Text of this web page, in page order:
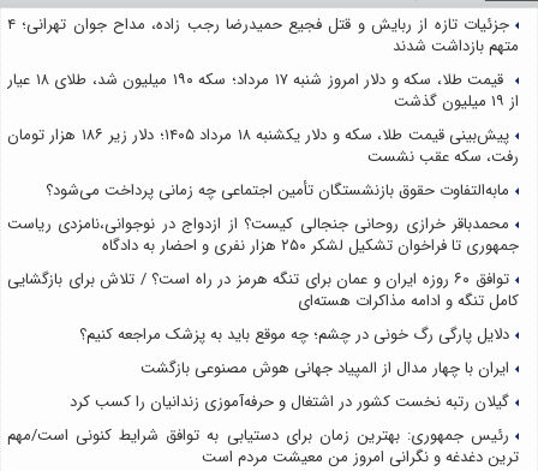
جزئیات تازه از ربایش و قتل فجیع حمیدرضا رجب زاده، مداح جوان تهرانی؛ ۴
متهم بازداشت شدند
قیمت طلا، سکه و دلار امروز شنبه ۱۷ مرداد؛ سکه ۱۹۰ میلیون شد، طلای ۱۸ عیار
از ۱۹ میلیون گذشت
پیش‌بینی قیمت طلا، سکه و دلار یکشنبه ۱۸ مرداد ۱۴۰۵؛ دلار زیر ۱۸۶ هزار تومان
رفت، سکه عقب نشست
مابه‌التفاوت حقوق بازنشستگان تأمین اجتماعی چه زمانی پرداخت می‌شود؟
محمدباقر خرازی روحانی جنجالی کیست؟ از ازدواج در نوجوانی،نامزدی ریاست
جمهوری تا فراخوان تشکیل لشکر ۲۵۰ هزار نفری و احضار به دادگاه
توافق ۶۰ روزه ایران و عمان برای تنگه هرمز در راه است؟ / تلاش برای بازگشایی
کامل تنگه و ادامه مذاکرات هسته‌ای
دلایل پارگی رگ خونی در چشم؛ چه موقع باید به پزشک مراجعه کنیم؟
ایران با چهار مدال از المپیاد جهانی هوش مصنوعی بازگشت
گیلان رتبه نخست کشور در اشتغال و حرفه‌آموزی زندانیان را کسب کرد
رئیس جمهوری: بهترین زمان برای دستیابی به توافق شرایط کنونی است/مهم
ترین دغدغه و نگرانی امروز من معیشت مردم است